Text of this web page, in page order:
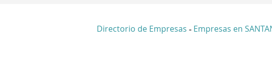
Directorio de Empresas - Empresas en